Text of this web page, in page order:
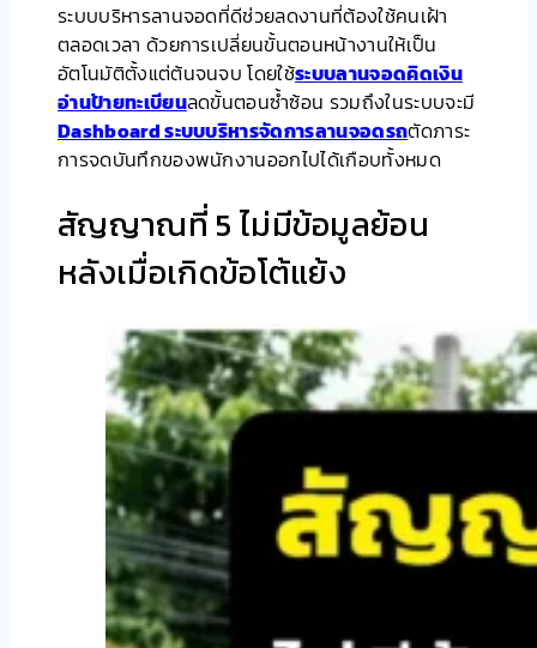
ระบบบริหารลานจอดที่ดีช่วยลดงานที่ต้องใช้คนเฝ้า
ตลอดเวลา ด้วยการเปลี่ยนขั้นตอนหน้างานให้เป็น
อัตโนมัติตั้งแต่ต้นจนจบ โดยใช้ระบบลานจอดคิดเงิน
อ่านป้ายทะเบียนลดขั้นตอนซ้ำซ้อน รวมถึงในระบบจะมี
Dashboard ระบบบริหารจัดการลานจอดรถตัดภาระ
การจดบันทึกของพนักงานออกไปได้เกือบทั้งหมด
สัญญาณที่ 5 ไม่มีข้อมูลย้อน
หลังเมื่อเกิดข้อโต้แย้ง